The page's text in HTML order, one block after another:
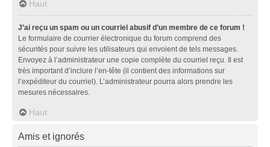
Haut
J’ai reçu un spam ou un courriel abusif d’un membre de ce forum !
Le formulaire de courrier électronique du forum comprend des
sécurités pour suivre les utilisateurs qui envoient de tels messages.
Envoyez à l’administrateur une copie complète du courriel reçu. Il est
très important d’inclure l’en-tête (il contient des informations sur
l’expéditeur du courriel). L’administrateur pourra alors prendre les
mesures nécessaires.
Haut
Amis et ignorés